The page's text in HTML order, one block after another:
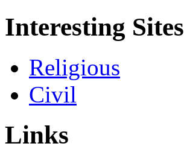
Interesting Sites
Religious
Civil
Links